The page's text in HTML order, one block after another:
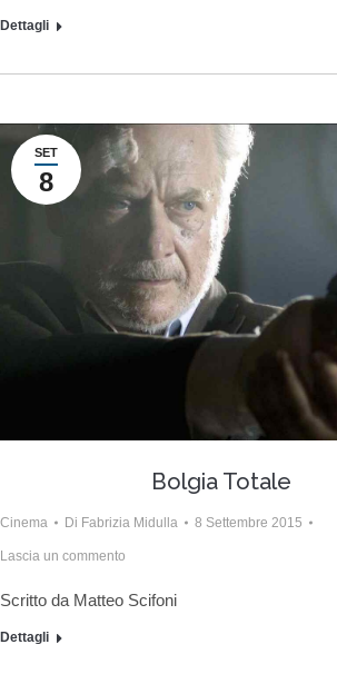
Dettagli
SET
8
Bolgia Totale
Cinema Di Fabrizia Midulla 8 Settembre 2015
Lascia un commento
Scritto da Matteo Scifoni
Dettagli